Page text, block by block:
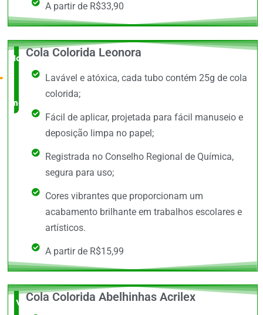
A partir de R$33,90
Novidade
no
mercado
Cola Colorida Leonora
Lavável e atóxica, cada tubo contém 25g de cola
colorida;
Fácil de aplicar, projetada para fácil manuseio e
deposição limpa no papel;
Registrada no Conselho Regional de Química,
segura para uso;
Cores vibrantes que proporcionam um
acabamento brilhante em trabalhos escolares e
artísticos.
A partir de R$15,99
Vale a
Cola Colorida Abelhinhas Acrilex